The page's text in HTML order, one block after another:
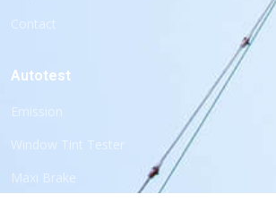
Contact
Autotest
Emission
Window Tint Tester
Maxi Brake